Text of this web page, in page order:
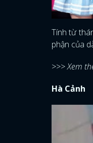
Tính từ
phận của
>>> Xem
Hà Cảnh